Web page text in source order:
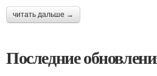
читать дальше →
Последние